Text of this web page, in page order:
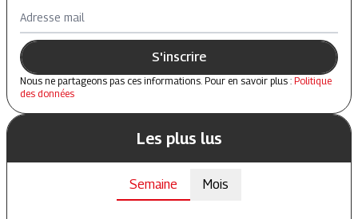
Adresse mail
S'inscrire
Nous ne partageons pas ces informations. Pour en savoir plus : Politique
des données
Les plus lus
Semaine Mois